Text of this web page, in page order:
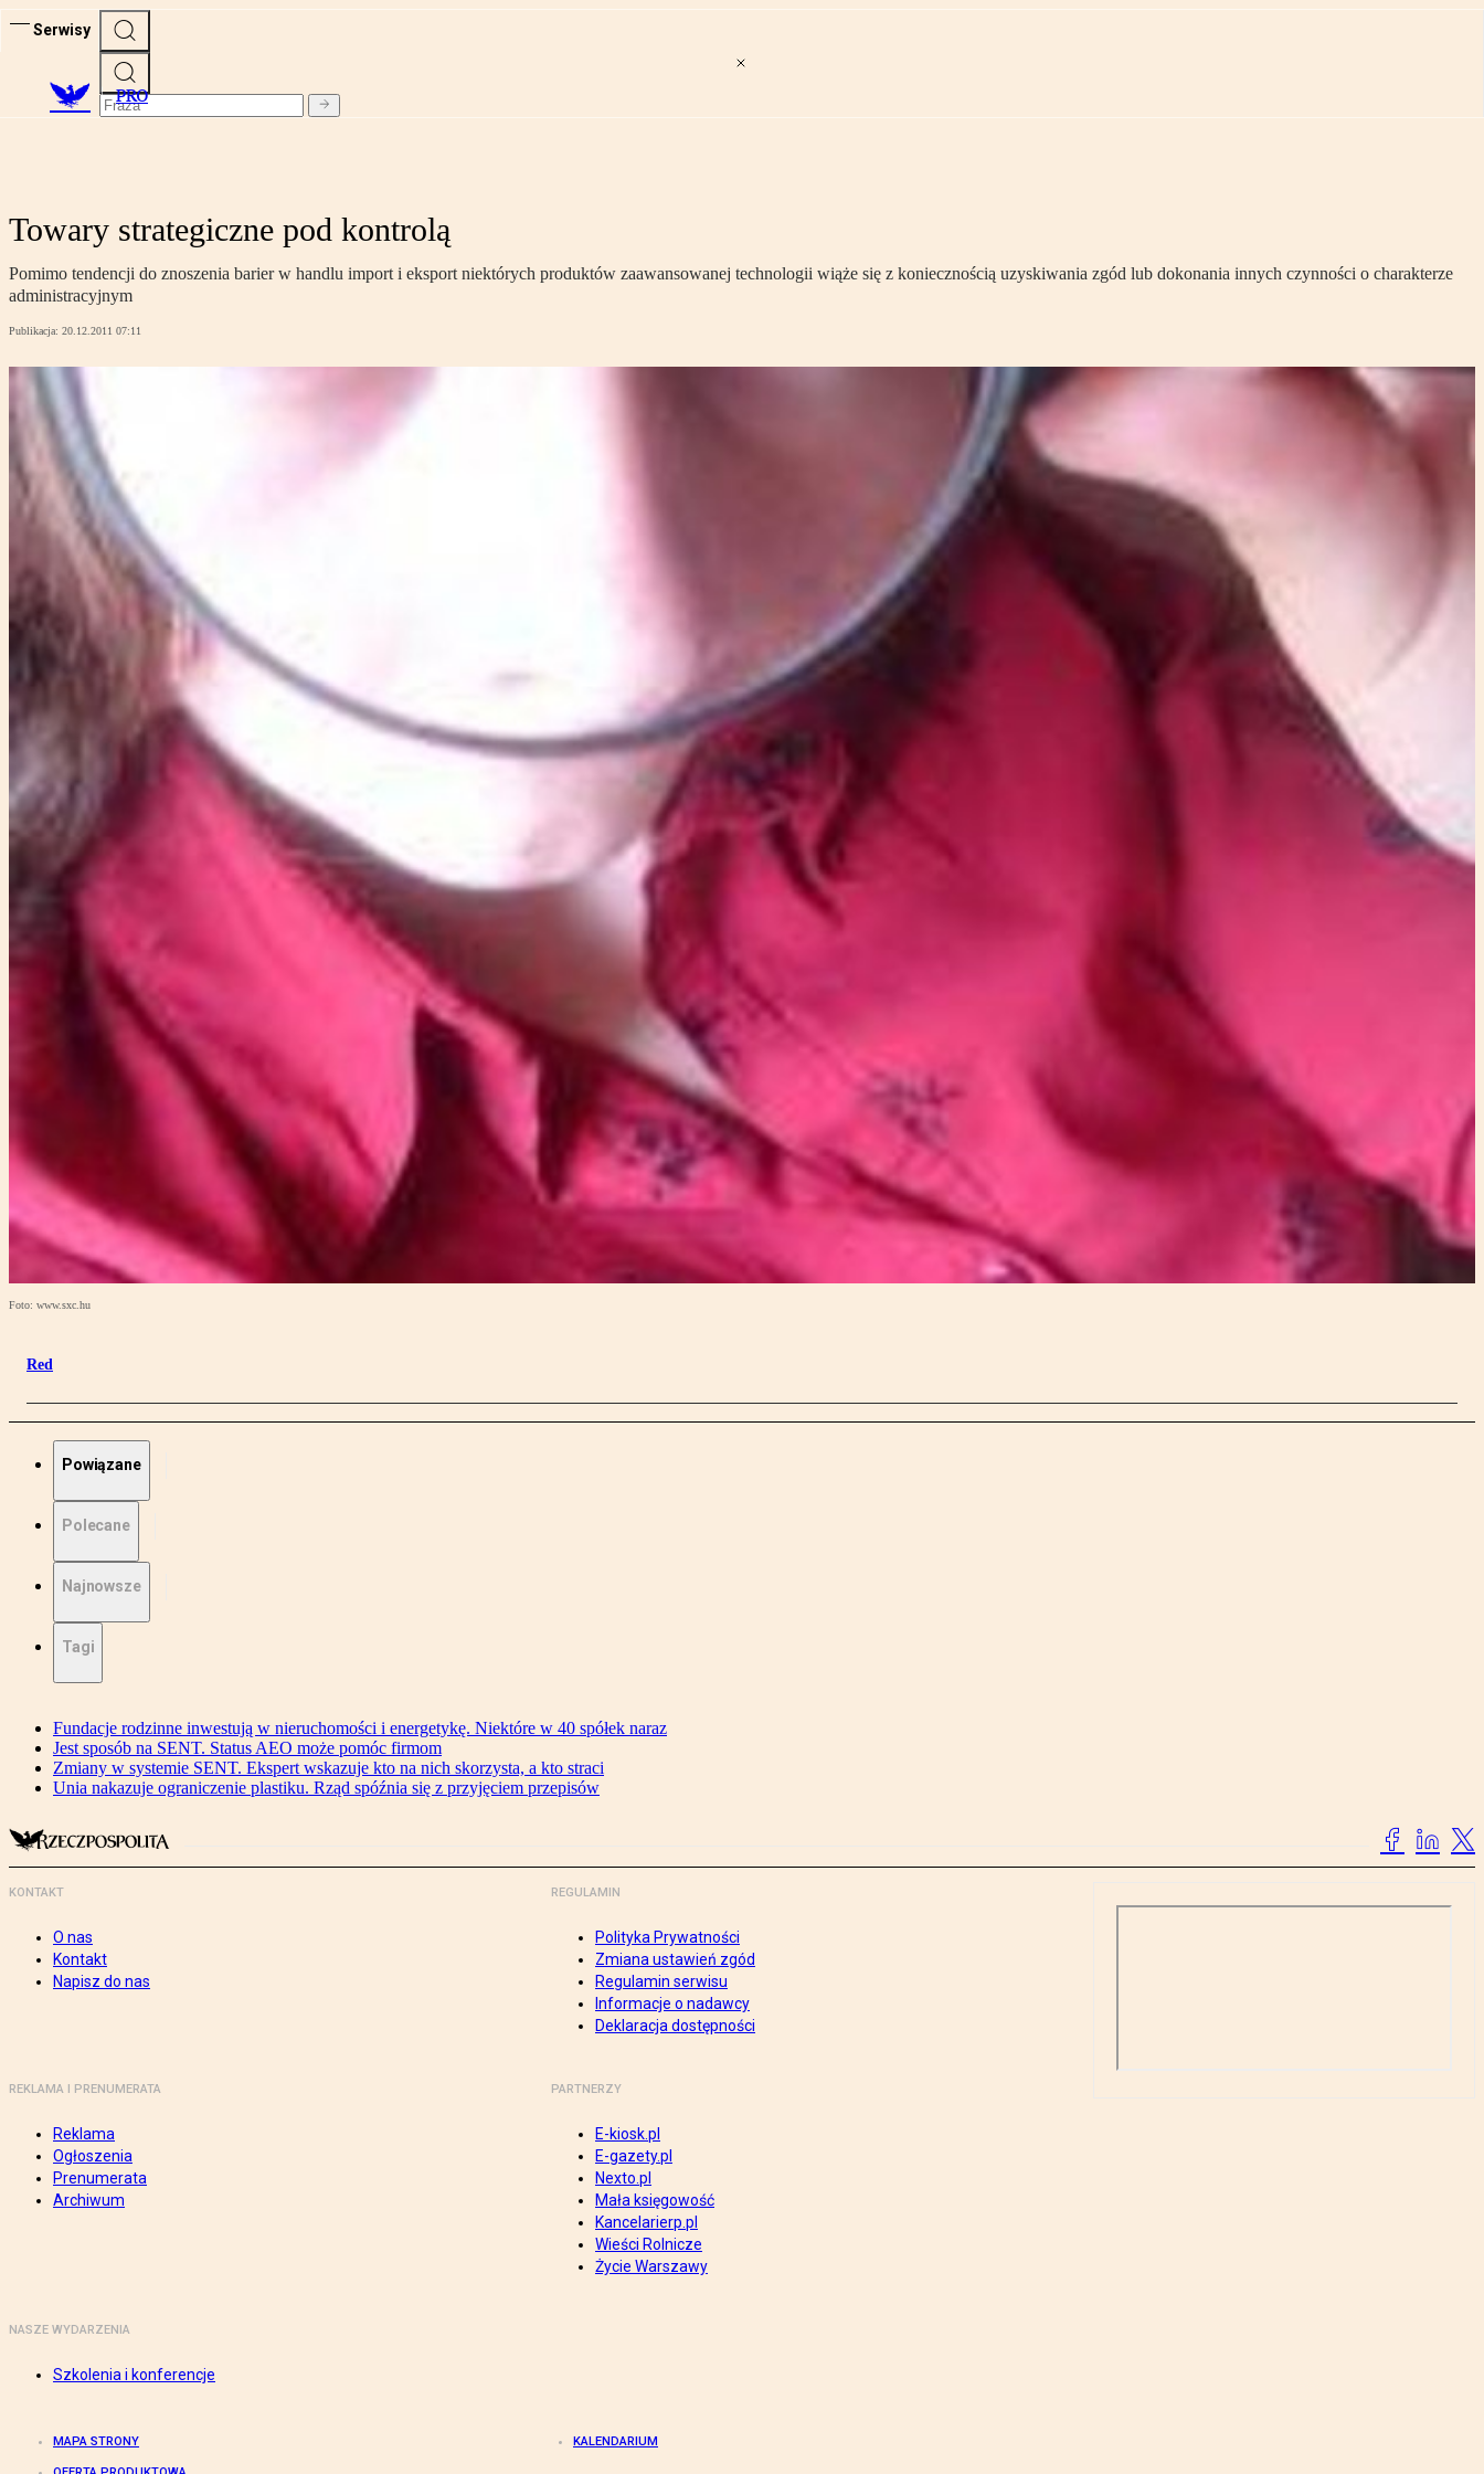
Serwisy
PRO
Towary strategiczne pod kontrolą
Pomimo tendencji do znoszenia barier w handlu import i eksport niektórych produktów zaawansowanej technologii wiąże się z koniecznością uzyskiwania zgód lub dokonania innych czynności o charakterze
administracyjnym
Publikacja: 20.12.2011 07:11
Foto: www.sxc.hu
Red
Powiązane
Polecane
Najnowsze
Tagi
Fundacje rodzinne inwestują w nieruchomości i energetykę. Niektóre w 40 spółek naraz
Jest sposób na SENT. Status AEO może pomóc firmom
Zmiany w systemie SENT. Ekspert wskazuje kto na nich skorzysta, a kto straci
Unia nakazuje ograniczenie plastiku. Rząd spóźnia się z przyjęciem przepisów
KONTAKT
O nas
Kontakt
Napisz do nas
REGULAMIN
Polityka Prywatności
Zmiana ustawień zgód
Regulamin serwisu
Informacje o nadawcy
Deklaracja dostępności
REKLAMA I PRENUMERATA
Reklama
Ogłoszenia
Prenumerata
Archiwum
PARTNERZY
E-kiosk.pl
E-gazety.pl
Nexto.pl
Mała księgowość
Kancelarierp.pl
Wieści Rolnicze
Życie Warszawy
NASZE WYDARZENIA
Szkolenia i konferencje
MAPA STRONY KALENDARIUM